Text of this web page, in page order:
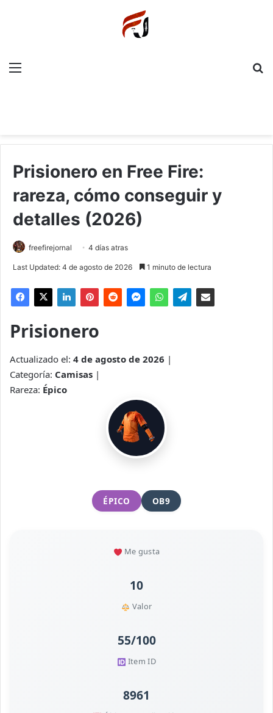
Menu
Prisionero en Free Fire:
rareza, cómo conseguir y
detalles (2026)
freefirejornal 4 días atras
Last Updated: 4 de agosto de 2026 1 minuto de lectura
Prisionero
Actualizado el: 4 de agosto de 2026 |
Categoría: Camisas |
Rareza: Épico
ÉPICO OB9
Me gusta
10
Valor
55/100
Item ID
8961